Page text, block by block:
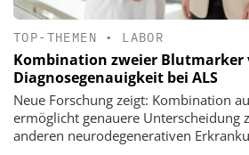
TOP-THEMEN • LABOR
Kombination zweier Blutmarker
Diagnosegenauigkeit bei ALS
Neue Forschung zeigt: Kombination
ermöglicht genauere Unterscheidung
anderen neurodegenerativen